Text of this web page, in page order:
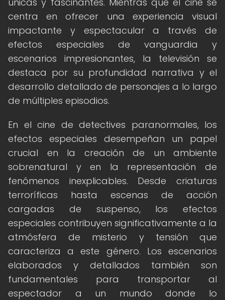
centra en ofrecer una experiencia visual
impactante y espectacular a través de
efectos especiales de vanguardia y
escenarios impresionantes, la televisión se
destaca por su profundidad narrativa y el
desarrollo detallado de personajes a lo largo
de múltiples episodios.
En el cine de detectives paranormales, los
efectos especiales desempeñan un papel
crucial en la creación de un ambiente
sobrenatural y en la representación de
fenómenos inexplicables. Desde criaturas
terroríficas hasta escenas de acción
cargadas de suspenso, los efectos
especiales contribuyen significativamente a la
atmósfera de misterio y tensión que
caracteriza a este género. Los escenarios
elaborados y detallados también son
fundamentales para transportar al
espectador a un mundo donde lo